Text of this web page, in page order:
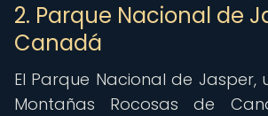
2. Parque Nacional de
Canadá
El Parque Nacional de Jasper,
Montañas Rocosas de